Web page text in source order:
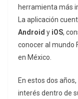
herramienta más
La aplicación
Android y iOS,
conocer al mundo
en México.
En estos dos
interés dentro de